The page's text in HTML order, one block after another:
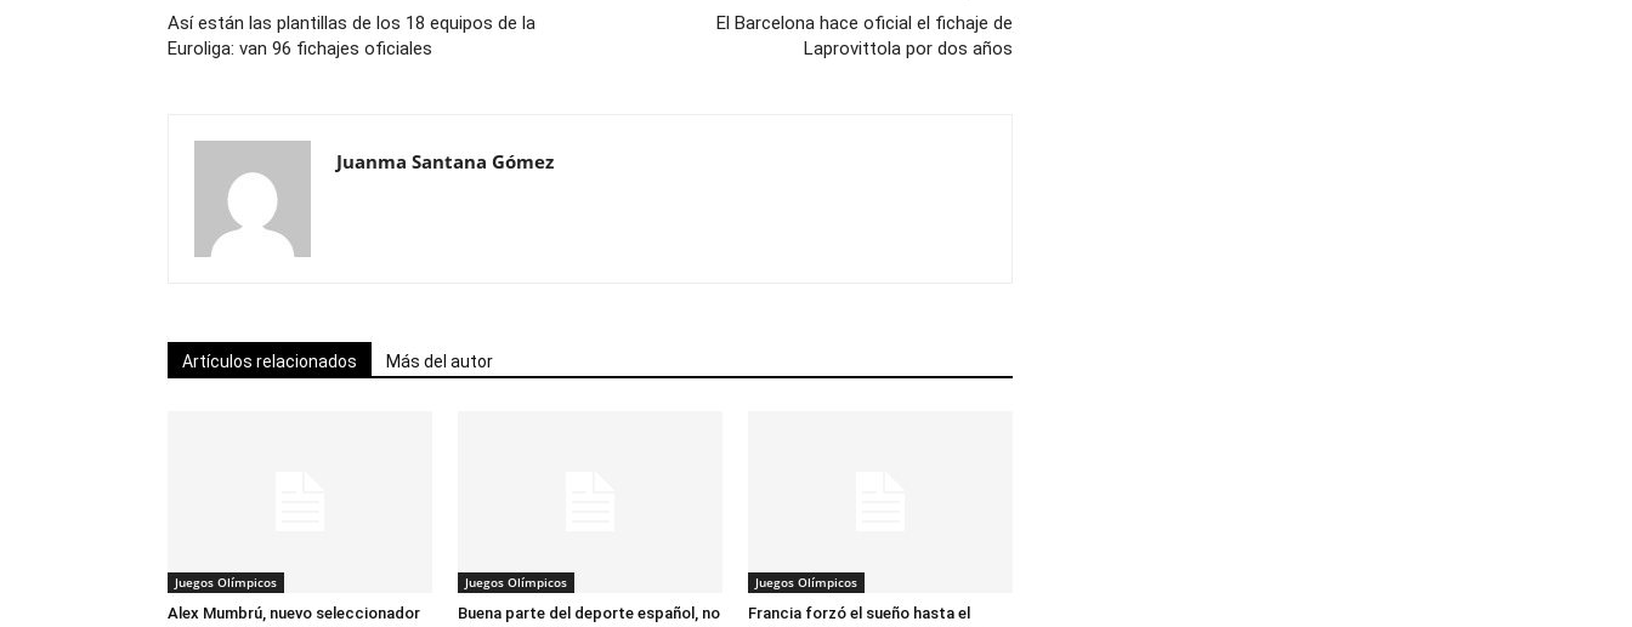
Así están las plantillas de los 18 equipos de la
Euroliga: van 96 fichajes oficiales
El Barcelona hace oficial el fichaje de
Laprovittola por dos años
Juanma Santana Gómez
Artículos relacionados Más del autor
Juegos Olímpicos
Alex Mumbrú, nuevo seleccionador
Juegos Olímpicos
Buena parte del deporte español, no
Juegos Olímpicos
Francia forzó el sueño hasta el